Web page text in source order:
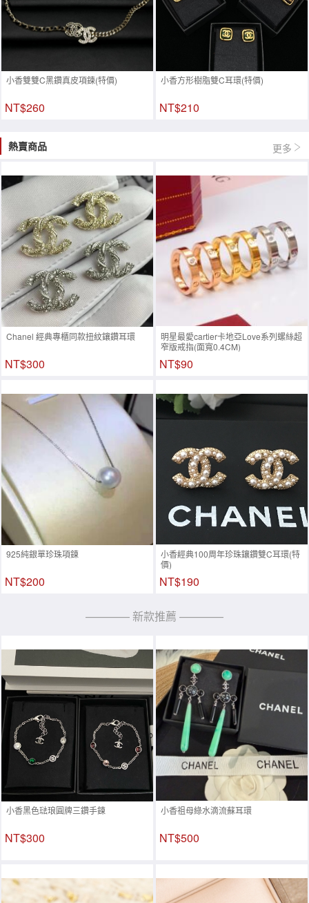
小香雙雙C黑鑽真皮項鍊(特價)
NT$260
小香方形樹脂雙C耳環(特價)
NT$210
熱賣商品 更多
Chanel 經典專櫃同款扭紋鑲鑽耳環
NT$300
明星最愛cartier卡地亞Love系列螺絲超
窄版戒指(面寬0.4CM)
NT$90
925純銀單珍珠項鍊
NT$200
小香經典100周年珍珠鑲鑽雙C耳環(特
價)
NT$190
———— 新款推薦 ————
小香黑色琺琅圓牌三鑽手鍊
NT$300
小香祖母綠水滴流蘇耳環
NT$500